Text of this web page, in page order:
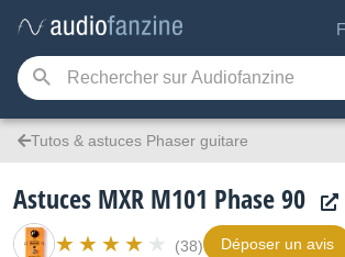
Tutos & astuces Phaser guitare
Astuces MXR M101 Phase 90
(38) Déposer un avis